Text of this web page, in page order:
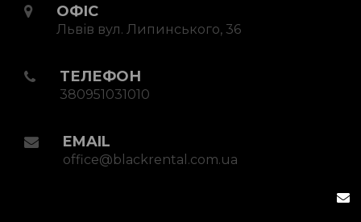
ОФІС
Львів вул. Липинського, 36
ТЕЛЕФОН
380951031010
EMAIL
office@blackrental.com.ua